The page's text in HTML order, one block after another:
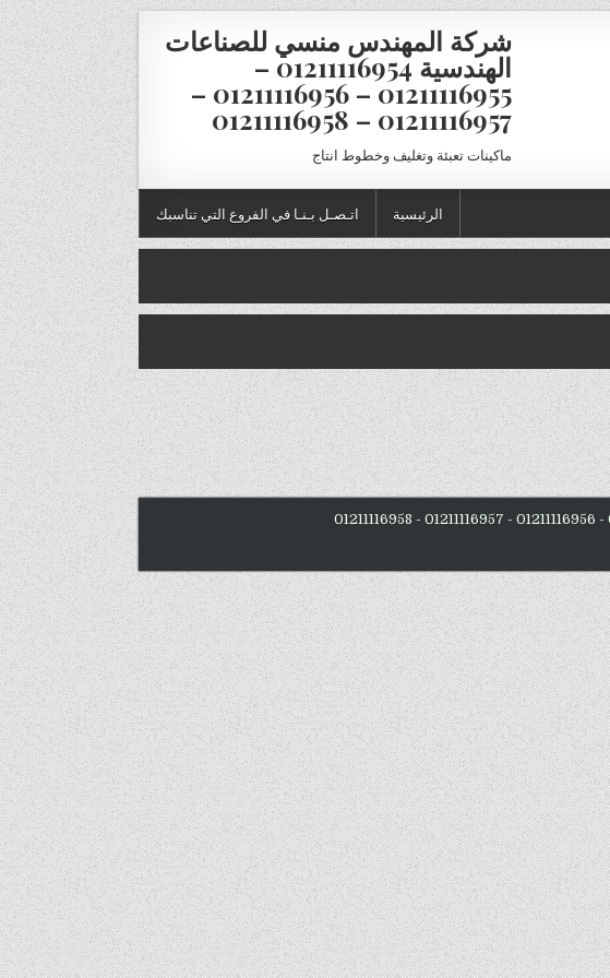
شركة المهندس منسي للصناعات
الهندسية 01211116954 –
01211116955 – 01211116956 –
01211116957 – 01211116958
ماكينات تعبئة وتغليف وخطوط انتاج
اتـصـل بـنـا في الفروع التي تناسبك الرئيسية